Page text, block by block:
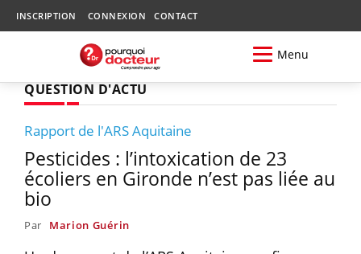
INSCRIPTION CONNEXION CONTACT
Menu
QUESTION D'ACTU
Rapport de l'ARS Aquitaine
Pesticides : l’intoxication de 23
écoliers en Gironde n’est pas liée au
bio
Par Marion Guérin